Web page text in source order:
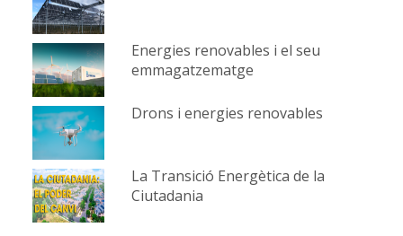
Energies renovables i el seu
emmagatzematge
Drons i energies renovables
La Transició Energètica de la
Ciutadania